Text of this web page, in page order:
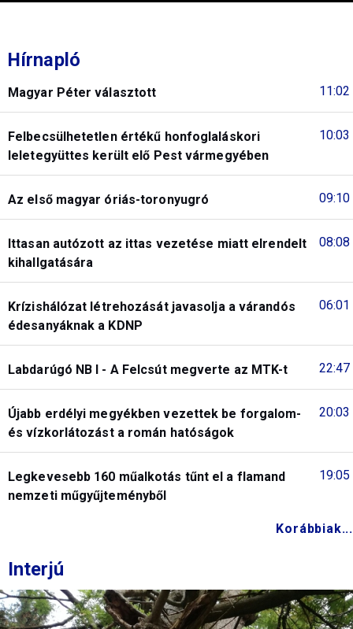
Hírnapló
11:02
Magyar Péter választott
10:03
Felbecsülhetetlen értékű honfoglaláskori
leletegyüttes került elő Pest vármegyében
09:10
Az első magyar óriás-toronyugró
08:08
Ittasan autózott az ittas vezetése miatt elrendelt
kihallgatására
06:01
Krízishálózat létrehozását javasolja a várandós
édesanyáknak a KDNP
22:47
Labdarúgó NB I - A Felcsút megverte az MTK-t
20:03
Újabb erdélyi megyékben vezettek be forgalom-
és vízkorlátozást a román hatóságok
19:05
Legkevesebb 160 műalkotás tűnt el a flamand
nemzeti műgyűjteményből
Korábbiak...
Interjú